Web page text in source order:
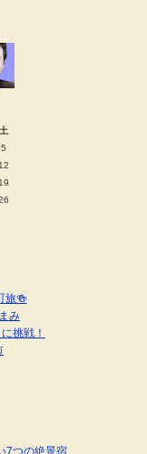
土
5
旅🍻
み
挑戦！